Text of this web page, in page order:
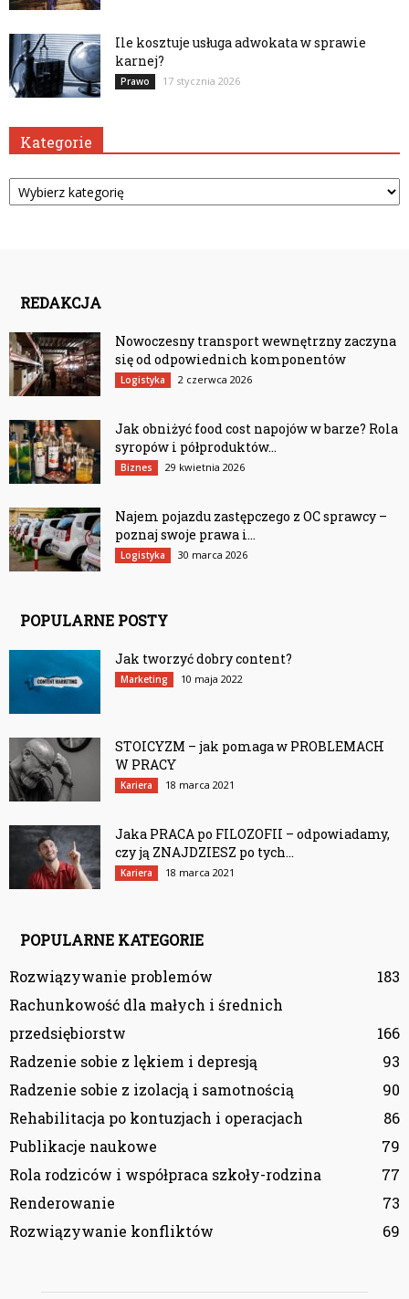
Ile kosztuje usługa adwokata w sprawie
karnej?
Prawo 17 stycznia 2026
Kategorie
Kategorie
REDAKCJA
Nowoczesny transport wewnętrzny zaczyna
się od odpowiednich komponentów
Logistyka 2 czerwca 2026
Jak obniżyć food cost napojów w barze? Rola
syropów i półproduktów...
Biznes 29 kwietnia 2026
Najem pojazdu zastępczego z OC sprawcy –
poznaj swoje prawa i...
Logistyka 30 marca 2026
POPULARNE POSTY
Jak tworzyć dobry content?
Marketing 10 maja 2022
STOICYZM – jak pomaga w PROBLEMACH
W PRACY
Kariera 18 marca 2021
Jaka PRACA po FILOZOFII – odpowiadamy,
czy ją ZNAJDZIESZ po tych...
Kariera 18 marca 2021
POPULARNE KATEGORIE
Rozwiązywanie problemów
183
Rachunkowość dla małych i średnich
przedsiębiorstw
166
Radzenie sobie z lękiem i depresją
93
Radzenie sobie z izolacją i samotnością
90
Rehabilitacja po kontuzjach i operacjach
86
Publikacje naukowe
79
Rola rodziców i współpraca szkoły-rodzina
77
Renderowanie
73
Rozwiązywanie konfliktów
69